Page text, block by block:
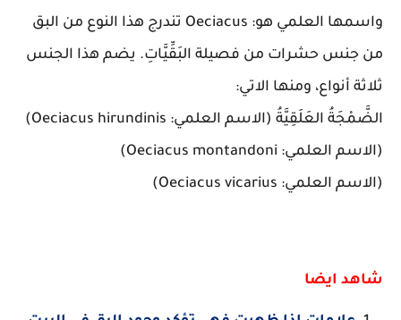
واسمها العلمي هو: Oeciacus تندرج هذا النوع من البق
من جنس حشرات من فصيلة البَقِّيَّاتِ. يضم هذا الجنس
ثلاثة أنواع، ومنها الاتي:
الضَّمْجَةُ العَلَقِيَّةُ (الاسم العلمي: Oeciacus hirundinis)
(الاسم العلمي: Oeciacus montandoni)
(الاسم العلمي: Oeciacus vicarius)
شاهد ايضا